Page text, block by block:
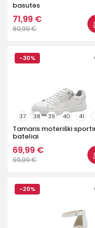
basutės
71,99 €
89,99 €
-30%
37 38 39 40 41
Tamaris moteriški
bateliai
69,99 €
99,99 €
-20%